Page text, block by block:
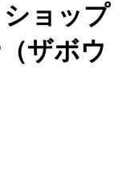
ョップ
ザボウ